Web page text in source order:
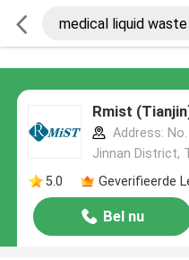
Rmist
Address:
Jinnan District,
5.0
Geverifieerde
Bel nu